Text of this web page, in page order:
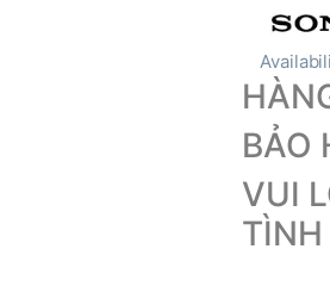
BẢO
VUI
TÌNH